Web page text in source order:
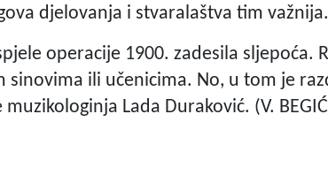
djelovanja i stvaralaštva tim važnija.
operacije 1900. zadesila sljepoća.
ili učenicima. No, u tom je
Lada Duraković. (V.